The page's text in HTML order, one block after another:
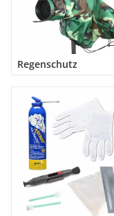
ist, weil es klein und
verstauen ist.
Mehr lesen
Regenschutz